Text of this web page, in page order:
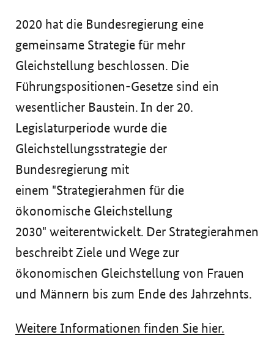
2020 hat die Bundesregierung eine
gemeinsame Strategie für mehr
Gleichstellung beschlossen. Die
Führungspositionen-Gesetze sind ein
wesentlicher Baustein. In der 20.
Legislaturperiode wurde die
Gleichstellungsstrategie der
Bundesregierung mit
einem "Strategierahmen für die
ökonomische Gleichstellung
2030" weiterentwickelt. Der Strategierahmen
beschreibt Ziele und Wege zur
ökonomischen Gleichstellung von Frauen
und Männern bis zum Ende des Jahrzehnts.
Weitere Informationen finden Sie hier.